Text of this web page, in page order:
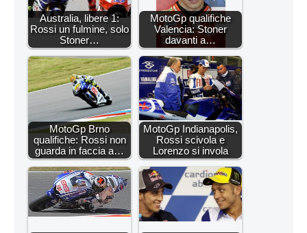
Australia, libere 1:
Rossi un fulmine, solo
Stoner…
MotoGp qualifiche
Valencia: Stoner
davanti a…
MotoGp Brno
qualifiche: Rossi non
guarda in faccia a…
MotoGp Indianapolis,
Rossi scivola e
Lorenzo si invola